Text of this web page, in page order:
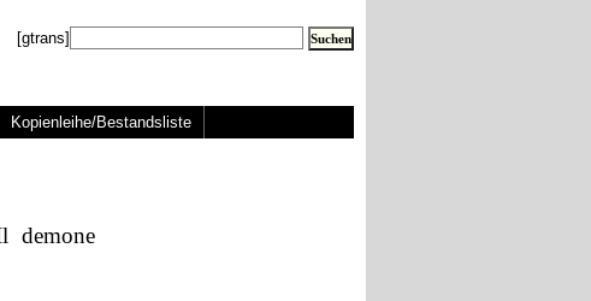
[gtrans]
Kopienleihe/Bestandsliste
demone